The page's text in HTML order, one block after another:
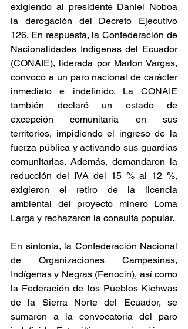
exigiendo al presidente Daniel Noboa
la derogación del Decreto Ejecutivo
126. En respuesta, la Confederación de
Nacionalidades Indígenas del Ecuador
(CONAIE), liderada por Marlon Vargas,
convocó a un paro nacional de carácter
inmediato e indefinido. La CONAIE
también declaró un estado de
excepción comunitaria en sus
territorios, impidiendo el ingreso de la
fuerza pública y activando sus guardias
comunitarias. Además, demandaron la
reducción del IVA del 15 % al 12 %,
exigieron el retiro de la licencia
ambiental del proyecto minero Loma
Larga y rechazaron la consulta popular.
En sintonía, la Confederación Nacional
de Organizaciones Campesinas,
Indígenas y Negras (Fenocin), así como
la Federación de los Pueblos Kichwas
de la Sierra Norte del Ecuador, se
sumaron a la convocatoria del paro